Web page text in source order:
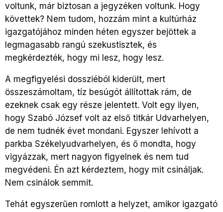
voltunk, már biztosan a jegyzéken voltunk. Hogy
követtek? Nem tudom, hozzám mint a kultúrház
igazgatójához minden héten egyszer bejöttek a
legmagasabb rangú szekustisztek, és
megkérdezték, hogy mi lesz, hogy lesz.
A megfigyelési dossziéból kiderült, mert
összeszámoltam, tíz besúgót állítottak rám, de
ezeknek csak egy része jelentett. Volt egy ilyen,
hogy Szabó József volt az első titkár Udvarhelyen,
de nem tudnék évet mondani. Egyszer lehívott a
parkba Székelyudvarhelyen, és ő mondta, hogy
vigyázzak, mert nagyon figyelnek és nem tud
megvédeni. Én azt kérdeztem, hogy mit csináljak.
Nem csinálok semmit.
Tehát egyszerűen romlott a helyzet, amikor igazgató